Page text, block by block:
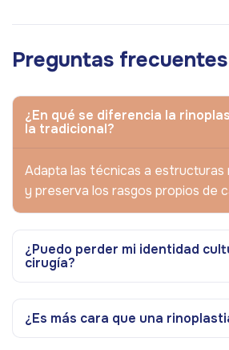
Preguntas frecuentes
¿En qué se diferencia la
la tradicional?
Adapta las técnicas a estructuras
y preserva los rasgos propios de
¿Puedo perder mi identidad
cirugía?
¿Es más cara que una